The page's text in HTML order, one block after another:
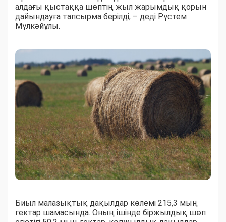
алдағы қыстаққа шөптің жыл жарымдық қорын
дайындауға тапсырма берілді, – деді Рүстем
Мүлкәйұлы.
Биыл малазықтық дақылдар көлемі 215,3 мың
гектар шамасында. Оның ішінде біржылдық шөп